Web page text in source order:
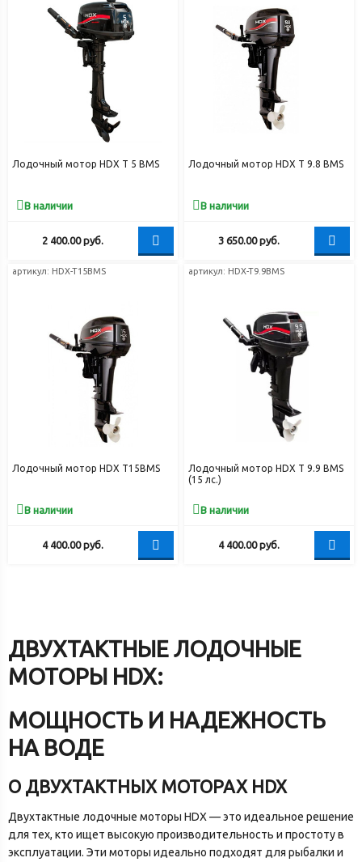
Лодочный мотор HDX T 5 BMS
В наличии
2 400.00руб.
Лодочный мотор HDX T 9.8 BMS
В наличии
3 650.00руб.
артикул: HDX-T15BMS
Лодочный мотор HDX T15BMS
В наличии
4 400.00руб.
артикул: HDX-T9.9BMS
Лодочный мотор HDX T 9.9 BMS
(15 лс.)
В наличии
4 400.00руб.
ДВУХТАКТНЫЕ ЛОДОЧНЫЕ
МОТОРЫ HDX:
МОЩНОСТЬ И НАДЕЖНОСТЬ
НА ВОДЕ
О ДВУХТАКТНЫХ МОТОРАХ HDX
Двухтактные лодочные моторы HDX — это идеальное решение
для тех, кто ищет высокую производительность и простоту в
эксплуатации. Эти моторы идеально подходят для рыбалки и